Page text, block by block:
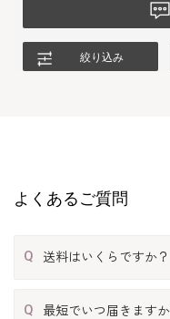
絞り込み
よくあるご質問
Q 送料はいくらですか？
Q 最短でいつ届きますか